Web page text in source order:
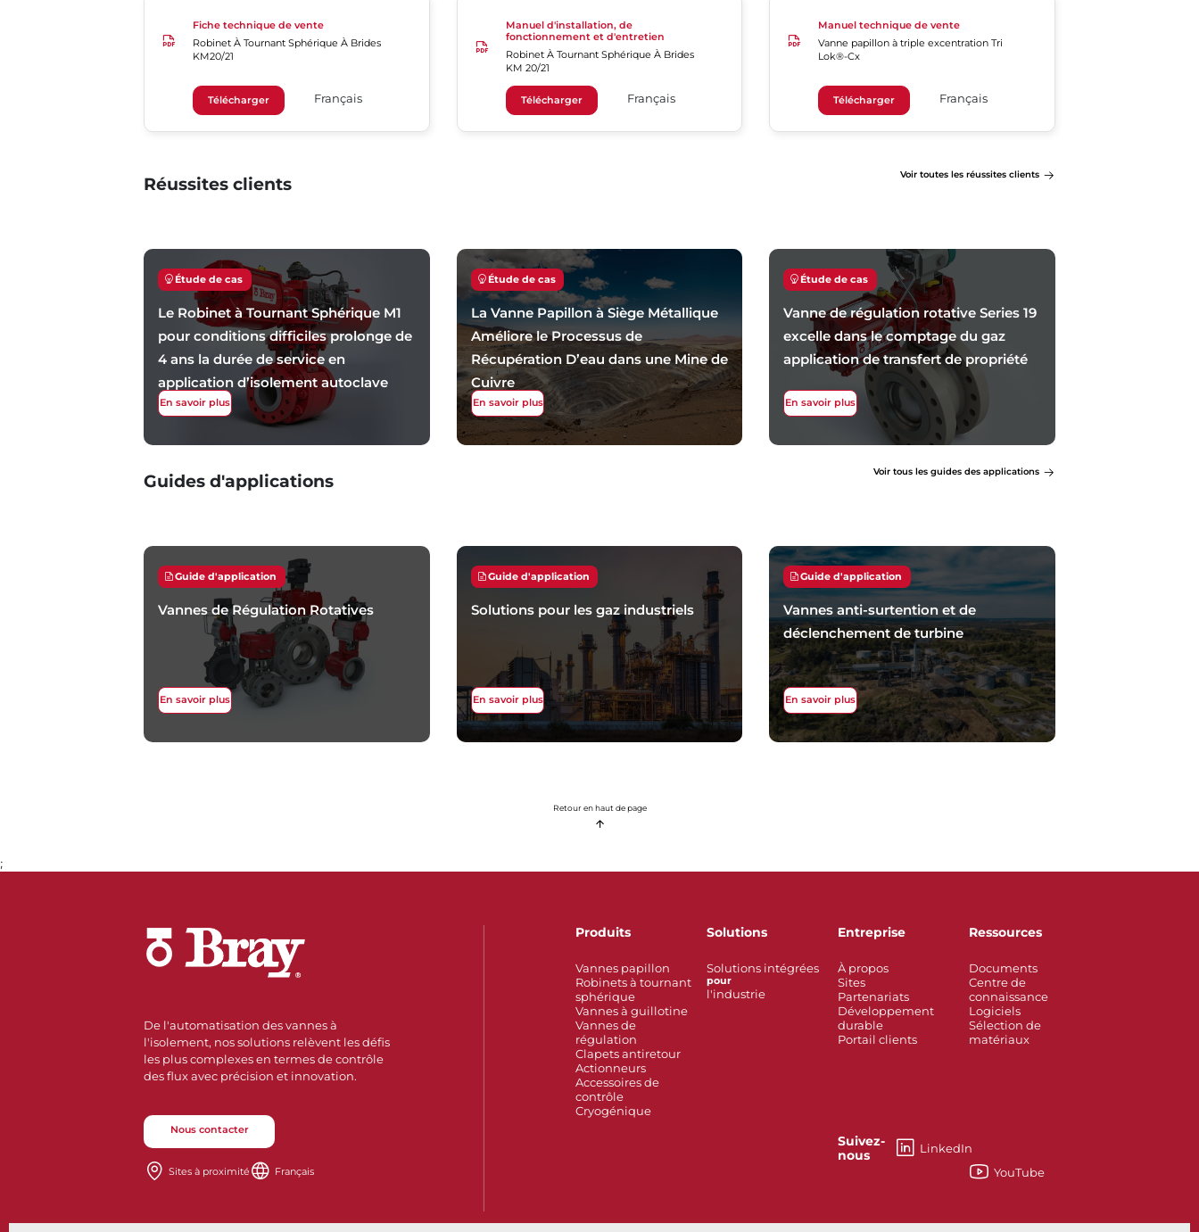
Fiche technique de vente
Robinet À Tournant Sphérique À Brides
KM20/21
Télécharger Français
Manuel d'installation, de
fonctionnement et d'entretien
Robinet À Tournant Sphérique À Brides
KM 20/21
Télécharger Français
Manuel technique de vente
Vanne papillon à triple excentration Tri
Lok®-Cx
Télécharger Français
Réussites clients Voir toutes les réussites clients
Étude de cas
Le Robinet à Tournant Sphérique M1
pour conditions difficiles prolonge de
4 ans la durée de service en
application d’isolement autoclave
HPAL
En savoir plus
Étude de cas
La Vanne Papillon à Siège Métallique
Améliore le Processus de
Récupération D’eau dans une Mine de
Cuivre
En savoir plus
Étude de cas
Vanne de régulation rotative Series 19
excelle dans le comptage du gaz
application de transfert de propriété
En savoir plus
Guides d'applications Voir tous les guides des applications
Guide d'application
Vannes de Régulation Rotatives
En savoir plus
Guide d'application
Solutions pour les gaz industriels
En savoir plus
Guide d'application
Vannes anti-surtention et de
déclenchement de turbine
En savoir plus
Retour en haut de page
;
De l'automatisation des vannes à
l'isolement, nos solutions relèvent les défis
les plus complexes en termes de contrôle
des flux avec précision et innovation.
Nous contacter
Sites à proximité Français
Produits
Vannes papillon
Robinets à tournant
sphérique
Vannes à guillotine
Vannes de
régulation
Clapets antiretour
Actionneurs
Accessoires de
contrôle
Cryogénique
Solutions
Solutions intégrées
pour
l'industrie
Entreprise
À propos
Sites
Partenariats
Développement
durable
Portail clients
Suivez-
nous
LinkedIn
Ressources
Documents
Centre de
connaissance
Logiciels
Sélection de
matériaux
YouTube